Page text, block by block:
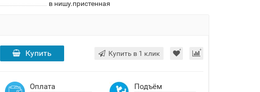
в нишу.пристенная
Купить Купить в 1 клик
Оплата Подъём